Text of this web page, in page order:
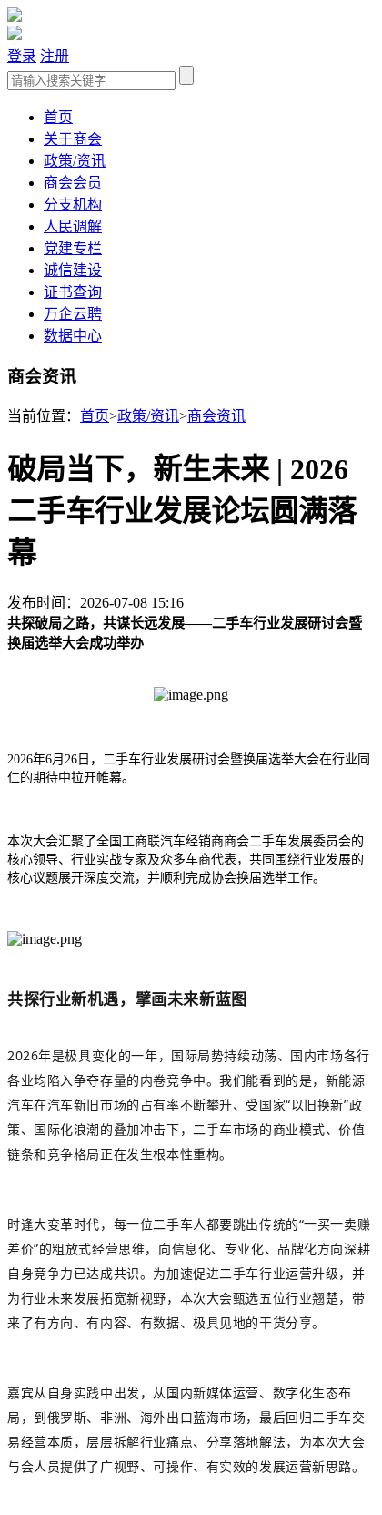
登录 注册
首页
关于商会
政策/资讯
商会会员
分支机构
人民调解
党建专栏
诚信建设
证书查询
万企云聘
数据中心
商会资讯
当前位置： 首页>政策/资讯>商会资讯
破局当下，新生未来 | 2026
二手车行业发展论坛圆满落
幕
发布时间：2026-07-08 15:16
共探破局之路，共谋长远发展——二手车行业发展研讨会暨
换届选举大会成功举办
2026年6月26日，二手车行业发展研讨会暨换届选举大会在行业同
仁的期待中拉开帷幕。
本次大会汇聚了全国工商联汽车经销商商会二手车发展委员会的
核心领导、行业实战专家及众多车商代表，共同围绕行业发展的
核心议题展开深度交流，并顺利完成协会换届选举工作。
共探行业新机遇，擘画未来新蓝图
2026年是极具变化的一年，国际局势持续动荡、国内市场各行
各业均陷入争夺存量的内卷竞争中。我们能看到的是，新能源
汽车在汽车新旧市场的占有率不断攀升、受国家“以旧换新”政
策、国际化浪潮的叠加冲击下，二手车市场的商业模式、价值
链条和竞争格局正在发生根本性重构。
时逢大变革时代，每一位二手车人都要跳出传统的“一买一卖赚
差价”的粗放式经营思维，向信息化、专业化、品牌化方向深耕
自身竞争力已达成共识。为加速促进二手车行业运营升级，并
为行业未来发展拓宽新视野，本次大会甄选五位行业翘楚，带
来了有方向、有内容、有数据、极具见地的干货分享。
嘉宾从自身实践中出发，从国内新媒体运营、数字化生态布
局，到俄罗斯、非洲、海外出口蓝海市场，最后回归二手车交
易经营本质，层层拆解行业痛点、分享落地解法，为本次大会
与会人员提供了广视野、可操作、有实效的发展运营新思路。